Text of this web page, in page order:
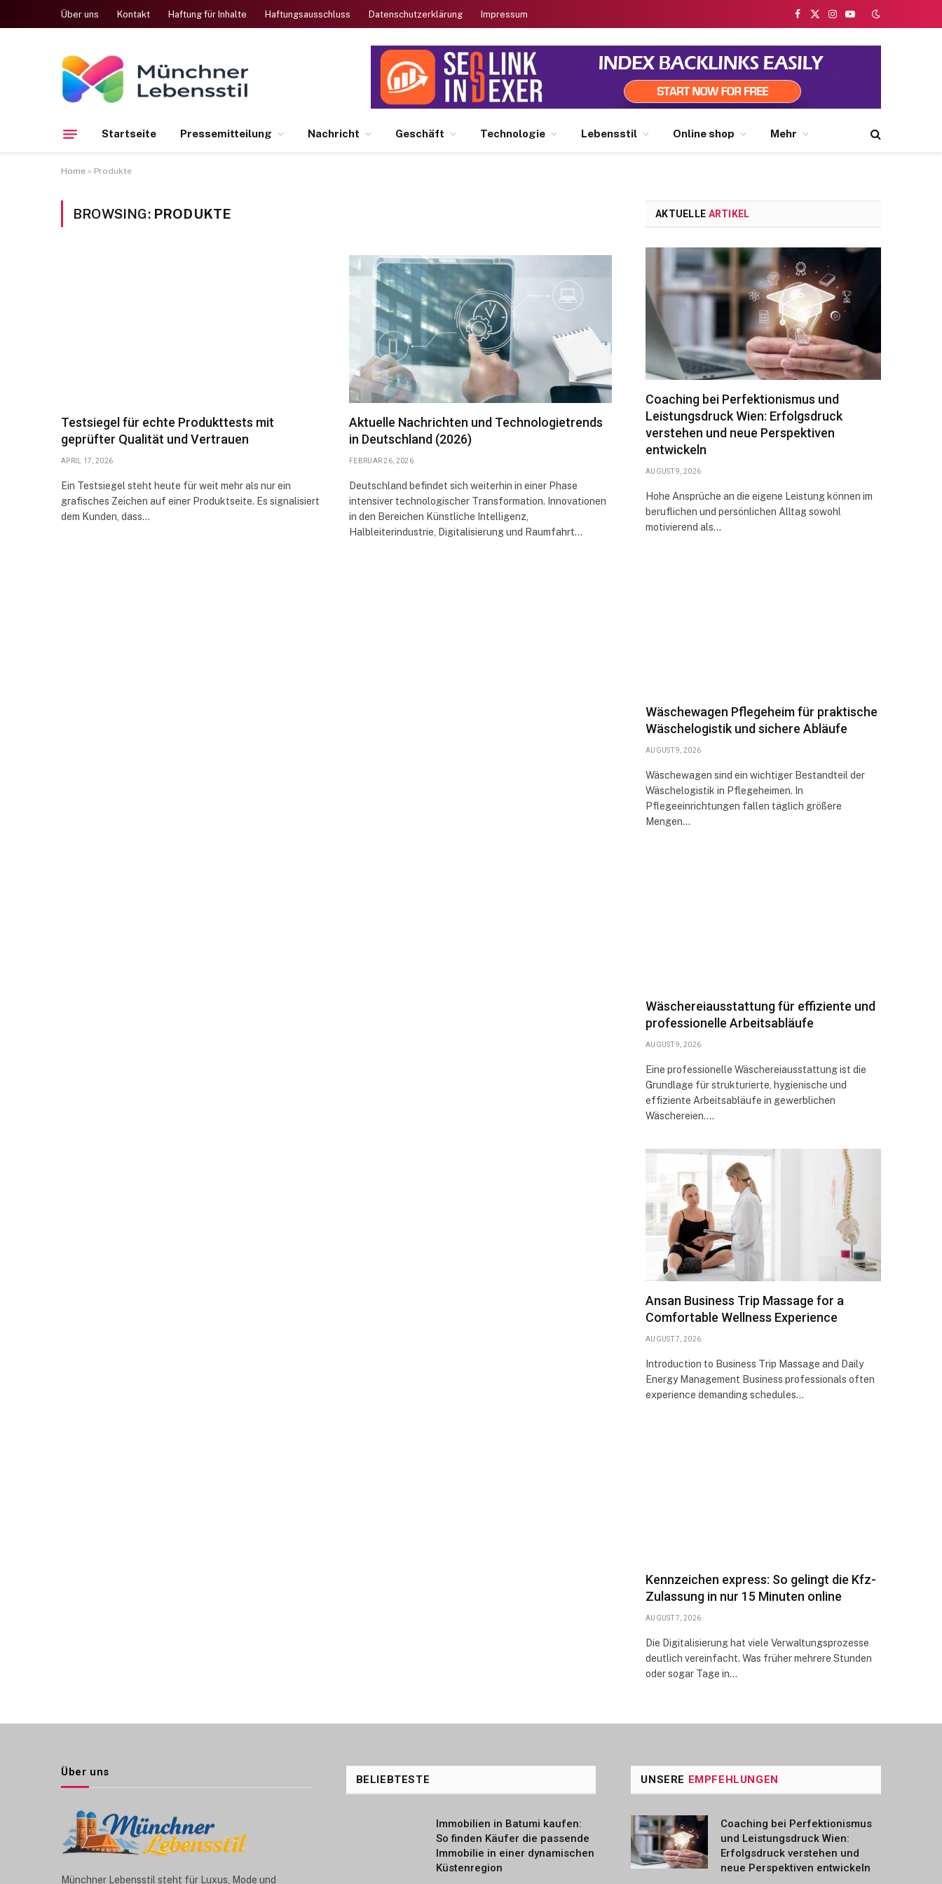
Über uns Kontakt Haftung für Inhalte Haftungsausschluss Datenschutzerklärung Impressum
Facebook
X
Instagram
YouTube
Startseite Pressemitteilung Nachricht Geschäft Technologie Lebensstil Online shop Mehr
Home » Produkte
BROWSING: PRODUKTE
Testsiegel für echte Produkttests mit
geprüfter Qualität und Vertrauen
APRIL 17, 2026
Ein Testsiegel steht heute für weit mehr als nur ein
grafisches Zeichen auf einer Produktseite. Es signalisiert
dem Kunden, dass…
Aktuelle Nachrichten und Technologietrends
in Deutschland (2026)
FEBRUAR 26, 2026
Deutschland befindet sich weiterhin in einer Phase
intensiver technologischer Transformation. Innovationen
in den Bereichen Künstliche Intelligenz,
Halbleiterindustrie, Digitalisierung und Raumfahrt…
AKTUELLE ARTIKEL
Coaching bei Perfektionismus und
Leistungsdruck Wien: Erfolgsdruck
verstehen und neue Perspektiven
entwickeln
AUGUST 9, 2026
Hohe Ansprüche an die eigene Leistung können im
beruflichen und persönlichen Alltag sowohl
motivierend als…
Wäschewagen Pflegeheim für praktische
Wäschelogistik und sichere Abläufe
AUGUST 9, 2026
Wäschewagen sind ein wichtiger Bestandteil der
Wäschelogistik in Pflegeheimen. In
Pflegeeinrichtungen fallen täglich größere
Mengen…
Wäschereiausstattung für effiziente und
professionelle Arbeitsabläufe
AUGUST 9, 2026
Eine professionelle Wäschereiausstattung ist die
Grundlage für strukturierte, hygienische und
effiziente Arbeitsabläufe in gewerblichen
Wäschereien.…
Ansan Business Trip Massage for a
Comfortable Wellness Experience
AUGUST 7, 2026
Introduction to Business Trip Massage and Daily
Energy Management Business professionals often
experience demanding schedules…
Kennzeichen express: So gelingt die Kfz-
Zulassung in nur 15 Minuten online
AUGUST 7, 2026
Die Digitalisierung hat viele Verwaltungsprozesse
deutlich vereinfacht. Was früher mehrere Stunden
oder sogar Tage in…
Über uns
Münchner Lebensstil steht für Luxus, Mode und
BELIEBTESTE
Immobilien in Batumi kaufen:
So finden Käufer die passende
Immobilie in einer dynamischen
Küstenregion
UNSERE EMPFEHLUNGEN
Coaching bei Perfektionismus
und Leistungsdruck Wien:
Erfolgsdruck verstehen und
neue Perspektiven entwickeln